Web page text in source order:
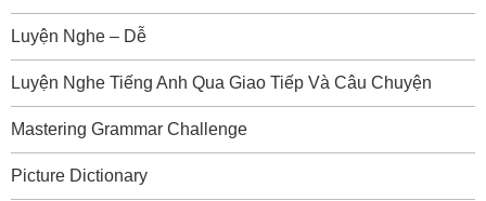
Luyện Nghe – Dễ
Luyện Nghe Tiếng Anh Qua Giao Tiếp Và Câu Chuyện
Mastering Grammar Challenge
Picture Dictionary